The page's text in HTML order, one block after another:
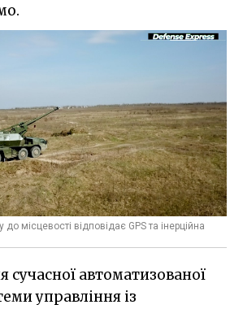
місцевості відповідає GPS та інерційна
сучасної автоматизованої
управління із